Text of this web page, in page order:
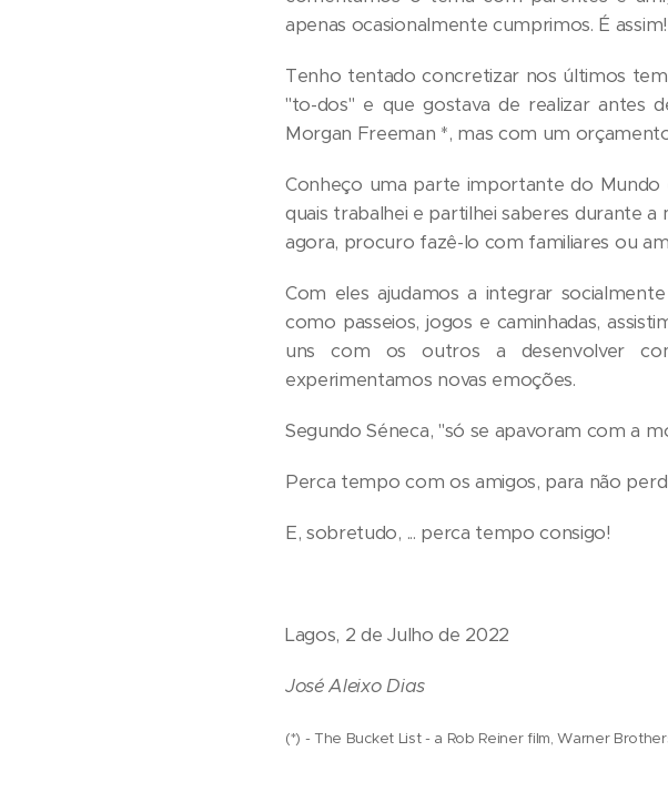
apenas ocasionalmente cumprimos. É assim!
Tenho tentado concretizar nos últimos
"to-dos" e que gostava de realizar antes
Morgan Freeman *, mas com um
Conheço uma parte importante do Mundo
quais trabalhei e partilhei saberes durante
agora, procuro fazê-lo com familiares ou
Com eles ajudamos a integrar
como passeios, jogos e caminhadas,
uns com os outros a desenvolver
experimentamos novas emoções.
Segundo Séneca, "só se apavoram com a
Perca tempo com os amigos, para não
E, sobretudo, ... perca tempo consigo!
Lagos, 2 de Julho de 2022
José Aleixo Dias
(*) - The Bucket List - a Rob Reiner film, Warner